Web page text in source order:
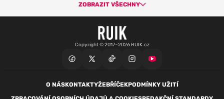
ZOBRAZIT VŠECHNY
Copyright © 2017–2026 RUIK.cz
O NÁSKONTAKTYŽEBŘÍČEKPODMÍNKY UŽITÍ